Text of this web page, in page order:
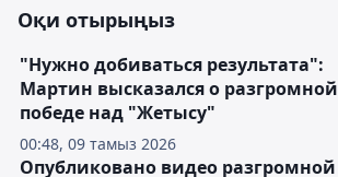
Оқи отырыңыз
00:48, 09 тамыз 2026
"Нужно добиваться результата":
Мартин высказался о разгромной
победе над "Жетысу"
Опубликовано видео разгромной